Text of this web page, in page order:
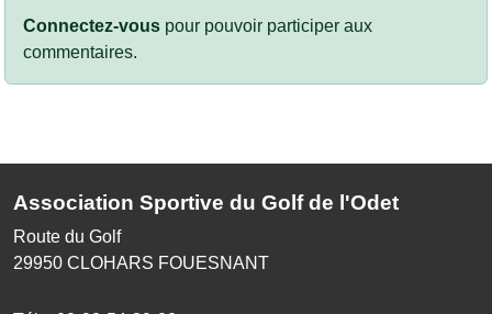
Connectez-vous pour pouvoir participer aux
commentaires.
Association Sportive du Golf de l'Odet
Route du Golf
29950 CLOHARS FOUESNANT